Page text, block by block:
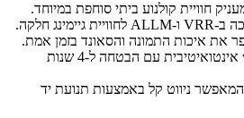
- מערכת הפעלה webOS 24 אינטואיטיבית עם הבטחה ל-4 שנות
- שלט חכם Magic Remote המאפשר ניווט קל באמצעות תנועת יד